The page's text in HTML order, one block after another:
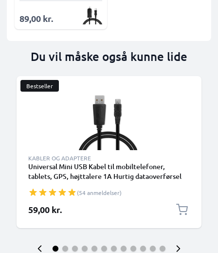
89,00 kr.
Du vil måske også kunne lide
Bestseller
KABLER OG ADAPTERE
Universal Mini USB Kabel til mobiltelefoner,
tablets, GPS, højttalere 1A Hurtig dataoverførsel
(54 anmeldelser)
59,00 kr.